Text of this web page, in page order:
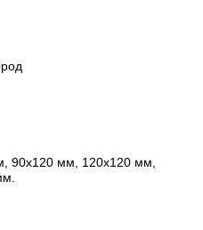
90х120 мм, 120х120 мм,